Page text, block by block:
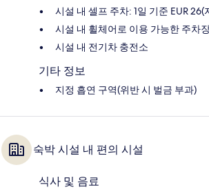
시설 내 셀프 주차: 1일 기준 EUR
시설 내 휠체어로 이용 가능한 주차
시설 내 전기차 충전소
기타 정보
지정 흡연 구역(위반 시 벌금 부과)
숙박 시설 내 편의 시설
식사 및 음료